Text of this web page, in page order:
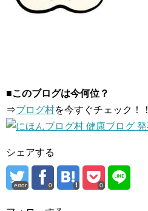
■このブログは今何位？
⇒ブログ村を今すぐチェック！！
シェアする
error 0 0